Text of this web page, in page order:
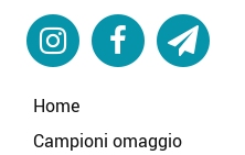
Home
Campioni omaggio